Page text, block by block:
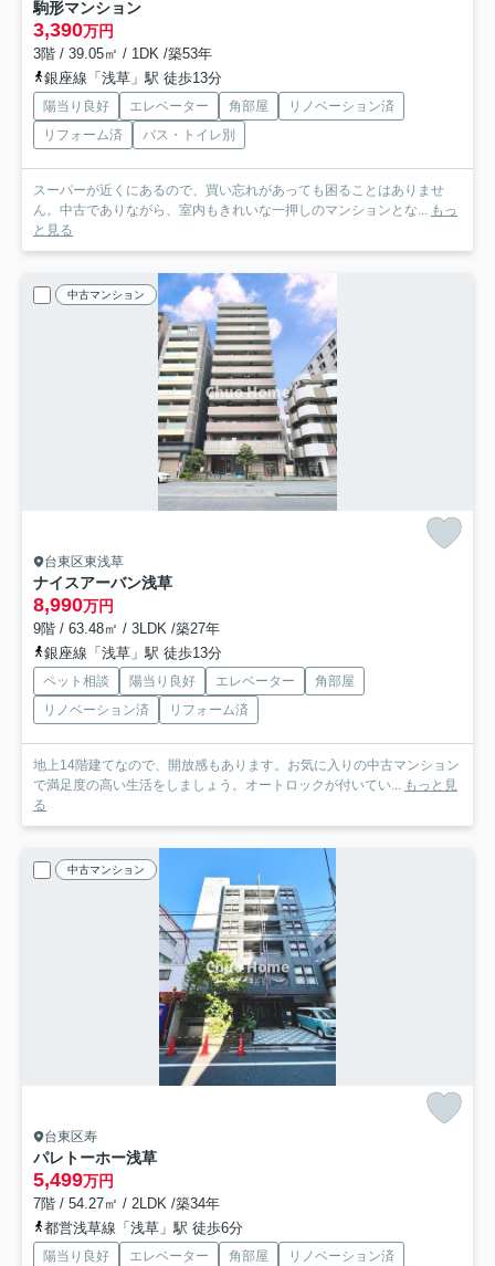
駒形マンション
3,390万円
3階 / 39.05㎡ / 1DK /築53年
銀座線「浅草」駅 徒歩13分
陽当り良好 エレベーター 角部屋
リノベーション済
リフォーム済
バス・トイレ別
スーパーが近くにあるので、買い忘れがあっても困ることはありませ
ん。中古でありながら、室内もきれいな一押しのマンションとな... もっ
と見る
中古マンション
台東区東浅草
ナイスアーバン浅草
8,990万円
9階 / 63.48㎡ / 3LDK /築27年
銀座線「浅草」駅 徒歩13分
ペット相談 陽当り良好 エレベーター
角部屋
リノベーション済
リフォーム済
地上14階建てなので、開放感もあります。お気に入りの中古マンション
で満足度の高い生活をしましょう。オートロックが付いてい... もっと見
る
中古マンション
台東区寿
パレトーホー浅草
5,499万円
7階 / 54.27㎡ / 2LDK /築34年
都営浅草線「浅草」駅 徒歩6分
陽当り良好 エレベーター 角部屋
リノベーション済